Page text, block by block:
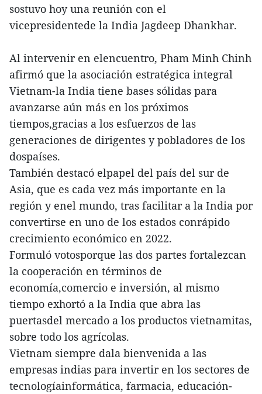
sostuvo hoy una reunión con el
vicepresidentede la India Jagdeep Dhankhar.
Al intervenir en elencuentro, Pham Minh Chinh
afirmó que la asociación estratégica integral
Vietnam-la India tiene bases sólidas para
avanzarse aún más en los próximos
tiempos,gracias a los esfuerzos de las
generaciones de dirigentes y pobladores de los
dospaíses.
También destacó elpapel del país del sur de
Asia, que es cada vez más importante en la
región y enel mundo, tras facilitar a la India por
convertirse en uno de los estados conrápido
crecimiento económico en 2022.
Formuló votosporque las dos partes fortalezcan
la cooperación en términos de
economía,comercio e inversión, al mismo
tiempo exhortó a la India que abra las
puertasdel mercado a los productos vietnamitas,
sobre todo los agrícolas.
Vietnam siempre dala bienvenida a las
empresas indias para invertir en los sectores de
tecnologíainformática, farmacia, educación-